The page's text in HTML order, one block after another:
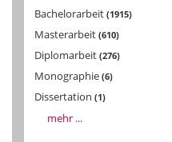
Bachelorarbeit 1915
Masterarbeit 610
Diplomarbeit 276
Monographie 6
Dissertation 1
mehr ...